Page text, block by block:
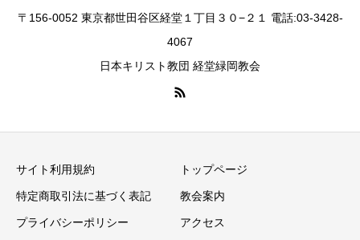
〒156-0052 東京都世田谷区経堂１丁目３０−２１ 電話:03-3428-
4067
日本キリスト教団 経堂緑岡教会
サイト利用規約 トップページ
特定商取引法に基づく表記 教会案内
プライバシーポリシー アクセス